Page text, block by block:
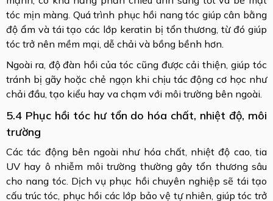
tóc mịn màng. Quá trình phục hồi nang tóc giúp cân bằng
độ ẩm và tái tạo các lớp keratin bị tổn thương, từ đó giúp
tóc trở nên mềm mại, dễ chải và bồng bềnh hơn.
Ngoài ra, độ đàn hồi của tóc cũng được cải thiện, giúp tóc
tránh bị gãy hoặc chẻ ngọn khi chịu tác động cơ học như
chải đầu, tạo kiểu hay va chạm với môi trường bên ngoài.
5.4 Phục hồi tóc hư tổn do hóa chất, nhiệt độ, môi
trường
Các tác động bên ngoài như hóa chất, nhiệt độ cao, tia
UV hay ô nhiễm môi trường thường gây tổn thương sâu
cho nang tóc. Dịch vụ phục hồi chuyên nghiệp sẽ tái tạo
cấu trúc tóc, phục hồi các lớp bảo vệ tự nhiên, giúp tóc trở